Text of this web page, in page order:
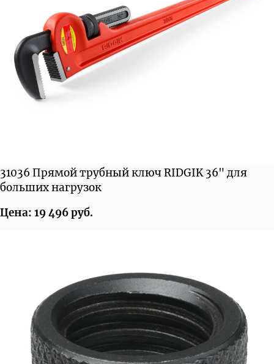
31036 Прямой трубный ключ RIDGIK 36" для
больших нагрузок
Цена: 19 496 руб.